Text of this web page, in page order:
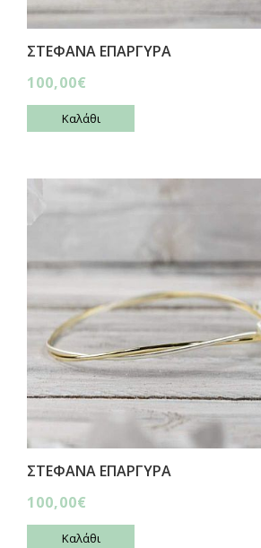
ΣΤΕΦΑΝΑ ΕΠΑΡΓΥΡΑ
100,00€
Καλάθι
ΣΤΕΦΑΝΑ ΕΠΑΡΓΥΡΑ
100,00€
Καλάθι